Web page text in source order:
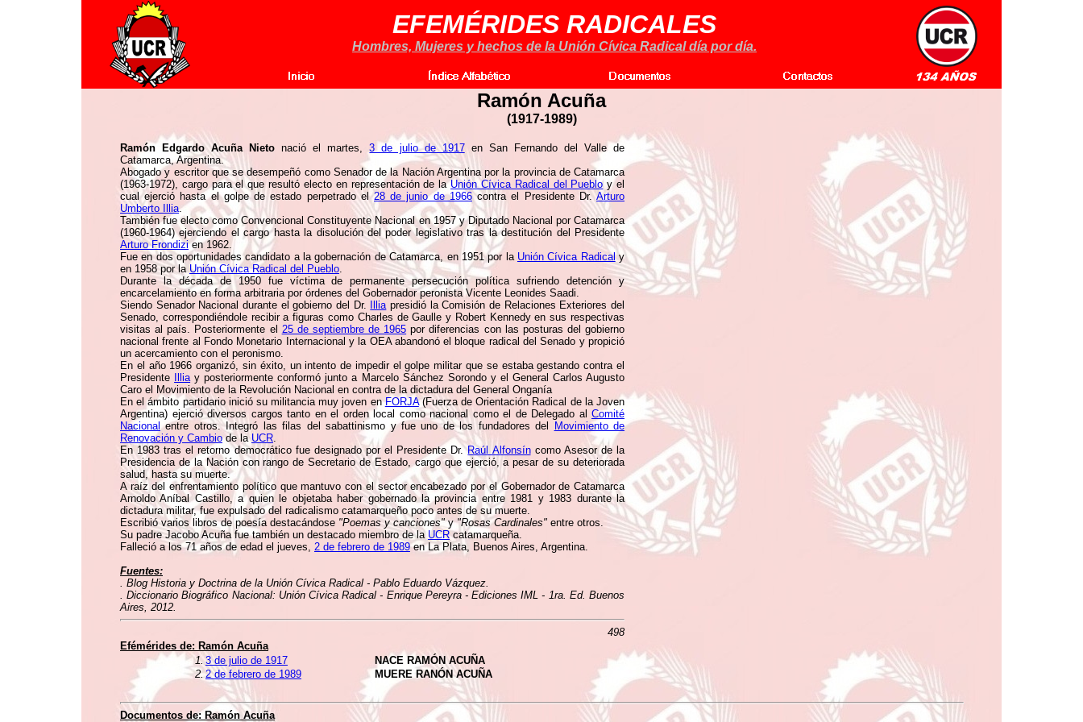
EFEMÉRIDES RADICALES
Hombres, Mujeres y hechos de la Unión Cívica Radical día por día.
Ramón Acuña
(1917-1989)
Ramón Edgardo Acuña Nieto nació el martes,3 de julio de 1917en San Fernando del Valle de
Catamarca, Argentina.
Abogado y escritor que se desempeñó como Senador de la Nación Argentina por la provincia de Catamarca
(1963-1972), cargo para el que resultó electo en representación de laUnión Cívica Radical del Pueblo y el
cual ejerció hasta el golpe de estado perpetrado el28 de junio de 1966contra el Presidente Dr.Arturo
Umberto Illia.
También fue electo como Convencional Constituyente Nacional en 1957 y Diputado Nacional por Catamarca
(1960-1964) ejerciendo el cargo hasta la disolución del poder legislativo tras la destitución del Presidente
Arturo Frondizien 1962.
Fue en dos oportunidades candidato a la gobernación de Catamarca, en 1951 por la Unión Cívica Radicaly
en 1958 por la Unión Cívica Radical del Pueblo.
Durante la década de 1950 fue víctima de permanente persecución política sufriendo detención y
encarcelamiento en forma arbitraria por órdenes del Gobernador peronista Vicente Leonides Saadi.
Siendo Senador Nacional durante el gobierno del Dr.
Illiapresidió la Comisión de Relaciones Exteriores del
Senado, correspondiéndole recibir a figuras como Charles de Gaulle y Robert Kennedy en sus respectivas
visitas al país. Posteriormente el 25 de septiembre de 1965 por diferencias con las posturas del gobierno
nacional frente al Fondo Monetario Internacional y la OEA abandonó el bloque radical del Senado y propició
un acercamiento con el peronismo.
En el año 1966 organizó, sin éxito, un intento de impedir el golpe militar que se estaba gestando contra el
Presidente
Illiay posteriormente conformó junto a Marcelo Sánchez Sorondo y el General Carlos Augusto
Caro el Movimiento de la Revolución Nacional en contra de la dictadura del General Onganía
En el ámbito partidario inició su militancia muy joven enFORJA(Fuerza de Orientación Radical de la Joven
Argentina) ejerció diversos cargos tanto en el orden local como nacional como el de Delegado al Comité
Nacional entre otros. Integró las filas del sabattinismo y fue uno de los fundadores del
Movimiento de
Renovación y Cambiode laUCR.
En 1983 tras el retorno democrático fue designado por el Presidente Dr.Raúl Alfonsíncomo Asesor de la
Presidencia de la Nación con rango de Secretario de Estado, cargo que ejerció, a pesar de su deteriorada
salud, hasta su muerte.
A raíz del enfrentamiento político que mantuvo con el sector encabezado por el Gobernador de Catamarca
Arnoldo Aníbal Castillo, a quien le objetaba haber gobernado la provincia entre 1981 y 1983 durante la
dictadura militar, fue expulsado del radicalismo catamarqueño poco antes de su muerte.
Escribió varios libros de poesía destacándose "Poemas y canciones"y"Rosas Cardinales" entre otros.
Su padre Jacobo Acuña fue también un destacado miembro de la UCRcatamarqueña.
Falleció a los 71 años de edad el jueves, 2 de febrero de 1989en La Plata, Buenos Aires, Argentina.
Fuentes:
. Blog Historia y Doctrina de la Unión Cívica Radical - Pablo Eduardo Vázquez.
. Diccionario Biográfico Nacional: Unión Cívica Radical - Enrique Pereyra - Ediciones IML - 1ra. Ed. Buenos
Aires, 2012.
498
Efémérides de: Ramón Acuña
1. 3 de julio de 1917
NACE RAMÓN ACUÑA
2.2 de febrero de 1989 MUERE RANÓN ACUÑA
Documentos de: Ramón Acuña